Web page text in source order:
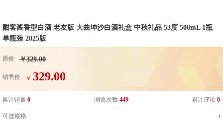
酣客酱香型白酒 老友版 大曲坤沙白酒礼盒 中秋礼品 53度 500mL 1瓶
单瓶装 2025版
原价 ￥329.00
销售价 ￥ 329.00
累计销量 0 浏览次数 449 累计评论 0
可选规格